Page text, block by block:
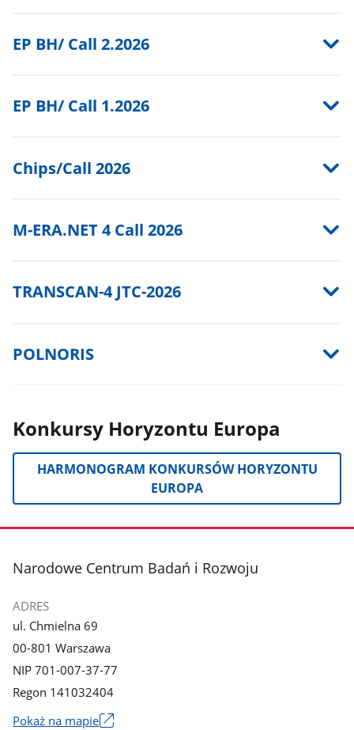
EP BH/ Call 2.2026
EP BH/ Call 1.2026
Chips/Call 2026
M-ERA.NET 4 Call 2026
TRANSCAN-4 JTC-2026
POLNORIS
Konkursy Horyzontu Europa
HARMONOGRAM KONKURSÓW HORYZONTU
EUROPA
stopka
Narodowe Centrum Badań i Rozwoju
ADRES
ul. Chmielna 69
00-801 Warszawa
NIP 701-007-37-77
Regon 141032404
Pokaż na mapie